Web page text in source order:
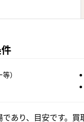
）
あり、目安です。